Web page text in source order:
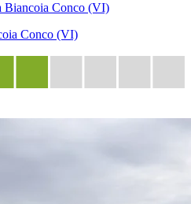
Biancoia Conco (VI)
Conco (VI)